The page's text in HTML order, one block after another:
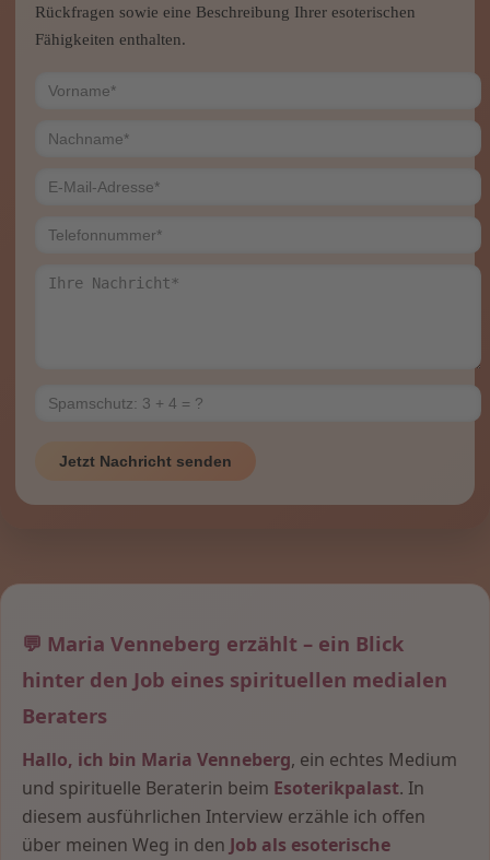
Rückfragen sowie eine Beschreibung Ihrer esoterischen
Fähigkeiten enthalten.
Jetzt Nachricht senden
💬 Maria Venneberg erzählt – ein Blick
hinter den Job eines spirituellen medialen
Beraters
Hallo, ich bin Maria Venneberg, ein echtes Medium
und spirituelle Beraterin beim Esoterikpalast. In
diesem ausführlichen Interview erzähle ich offen
über meinen Weg in den Job als esoterische